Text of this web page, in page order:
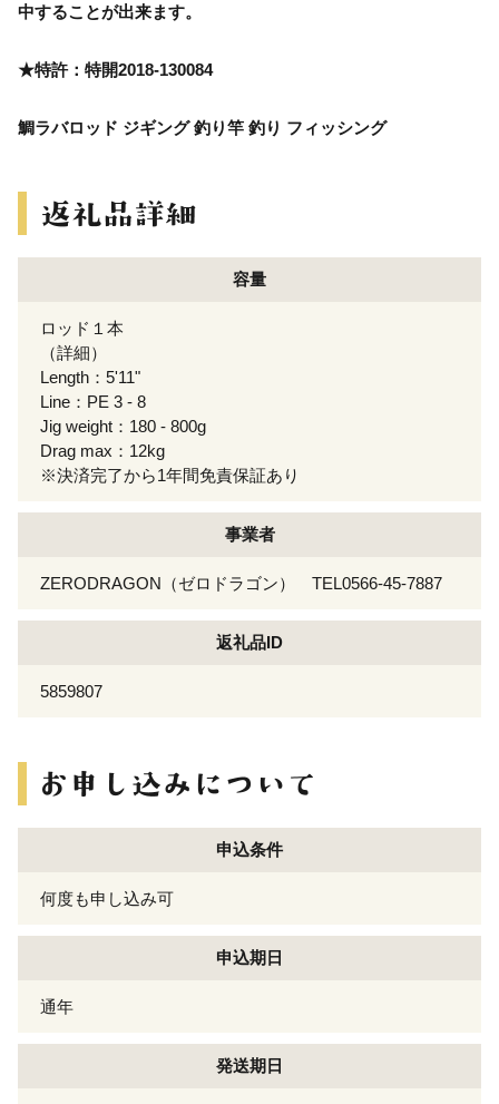
中することが出来ます。
★特許：特開2018-130084
鯛ラバロッド ジギング 釣り竿 釣り フィッシング
容量
ロッド１本
（詳細）
Length：5'11"
Line：PE 3 - 8
Jig weight：180 - 800g
Drag max：12kg
※決済完了から1年間免責保証あり
事業者
ZERODRAGON（ゼロドラゴン） TEL0566-45-7887
返礼品ID
5859807
申込条件
何度も申し込み可
申込期日
通年
発送期日